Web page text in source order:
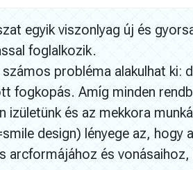
egyik viszonlyag új és
foglalkozik.
számos probléma alakulhat
fogkopás. Amíg minden
izületünk és az mekkora
design) lényege az,
arcformájához és